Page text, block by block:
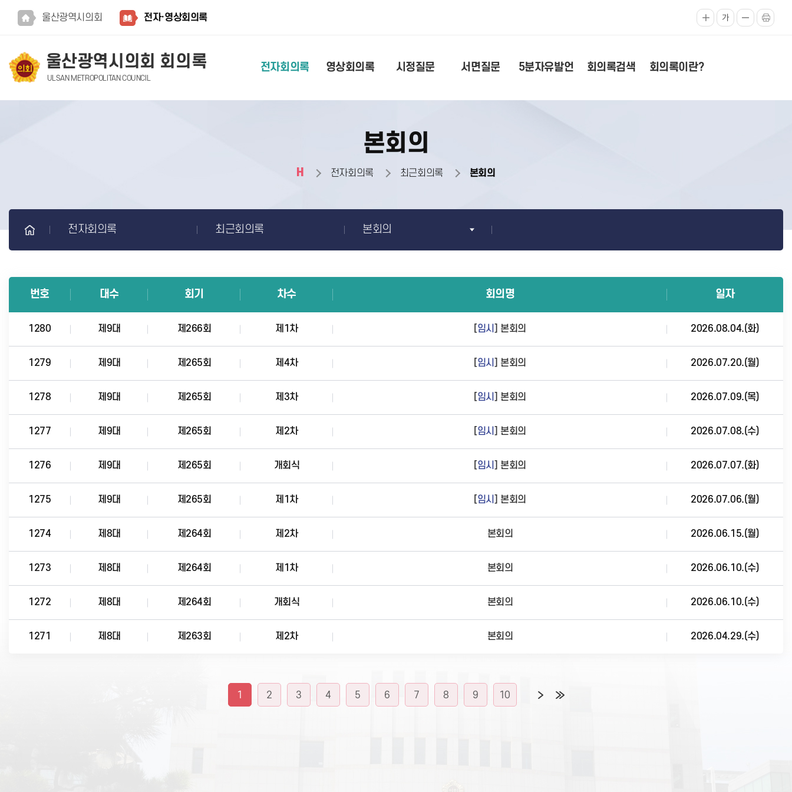
울산광역시의회
전자·영상회의록 가
울산광역시의회 회의록
ULSAN METROPOLITAN COUNCIL
전자회의록 영상회의록 시정질문 서면질문 5분자유발언 회의록검색 회의록이란?
본회의
H 전자회의록 최근회의록 본회의
전자회의록 최근회의록 본회의
번호 대수 회기 차수 회의명 일자
1280 제9대 제266회 제1차 임시 ] 본회의 2026.08.04.(화)
1279 제9대 제265회 제4차 임시 ] 본회의 2026.07.20.(월)
1278 제9대 제265회 제3차 임시 ] 본회의 2026.07.09.(목)
1277 제9대 제265회 제2차 임시 ] 본회의 2026.07.08.(수)
1276 제9대 제265회 개회식 임시 ] 본회의 2026.07.07.(화)
1275 제9대 제265회 제1차 임시 ] 본회의 2026.07.06.(월)
1274 제8대 제264회 제2차 본회의 2026.06.15.(월)
1273 제8대 제264회 제1차 본회의 2026.06.10.(수)
1272 제8대 제264회 개회식 본회의 2026.06.10.(수)
1271 제8대 제263회 제2차 본회의 2026.04.29.(수)
1 2 3 4 5 6 7 8 9 10